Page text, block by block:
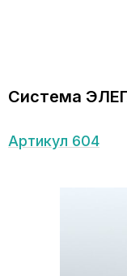
Система
Артикул 604